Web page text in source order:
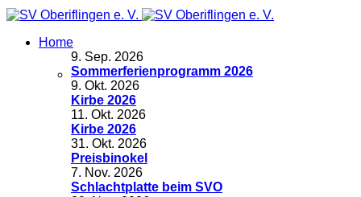
Home
9. Sep. 2026
Sommerferienprogramm 2026
9. Okt. 2026
Kirbe 2026
11. Okt. 2026
Kirbe 2026
31. Okt. 2026
Preisbinokel
7. Nov. 2026
Schlachtplatte beim SVO